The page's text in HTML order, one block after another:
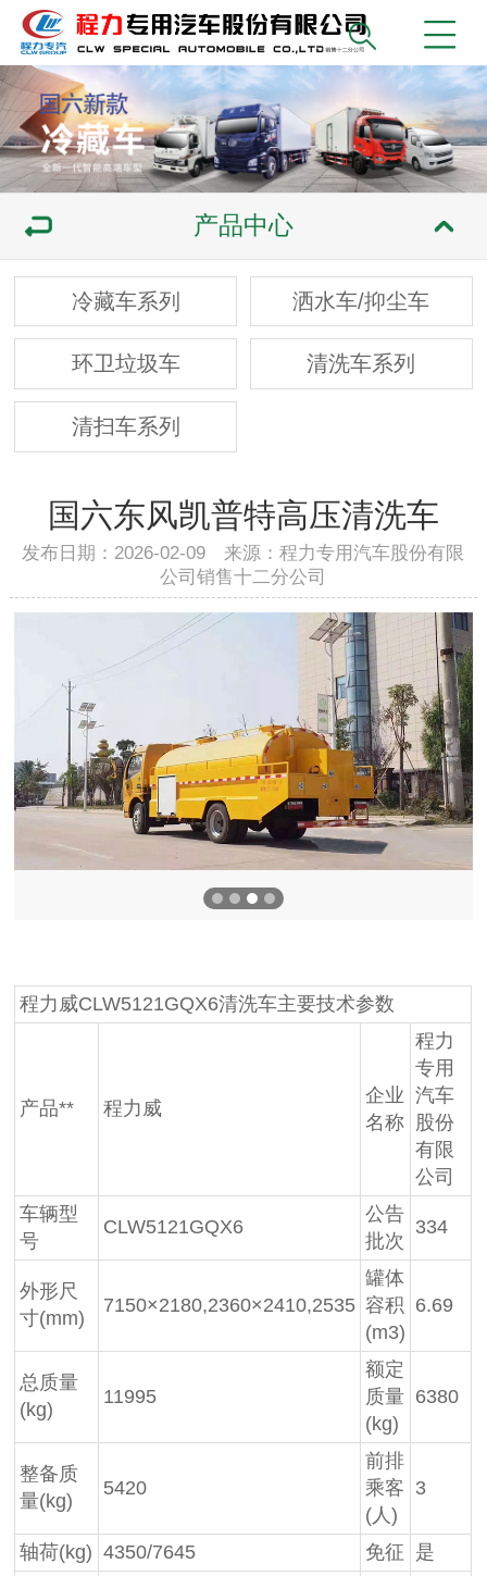
产品中心
冷藏车系列 洒水车/抑尘车
环卫垃圾车 清洗车系列
清扫车系列
国六东风凯普特高压清洗车
发布日期：2026-02-09 来源：程力专用汽车股份有限
公司销售十二分公司
程力威CLW5121GQX6清洗车主要技术参数
产品** 程力威
企业
名称
程力
专用
汽车
股份
有限
公司
车辆型
号
CLW5121GQX6
公告
批次
334
外形尺
寸(mm)
7150×2180,2360×2410,2535
罐体
容积
(m3)
6.69
总质量
(kg)
11995
额定
质量
(kg)
6380
整备质
量(kg)
5420
前排
乘客
(人)
3
轴荷(kg) 4350/7645 免征 是